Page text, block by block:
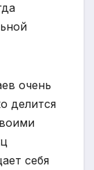
очень
делится
себя